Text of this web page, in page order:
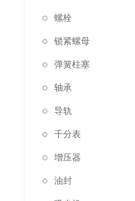
螺栓
锁紧螺母
弹簧柱塞
轴承
导轨
千分表
增压器
油封